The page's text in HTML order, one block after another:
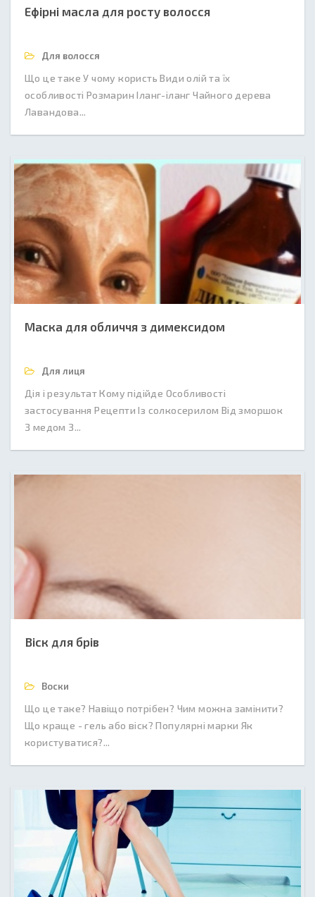
Ефірні масла для росту волосся
Для волосся
Що це таке У чому користь Види олій та їх
особливості Розмарин Іланг-іланг Чайного дерева
Лавандова...
Маска для обличчя з димексидом
Для лиця
Дія і результат Кому підійде Особливості
застосування Рецепти Із солкосерилом Від зморшок
З медом З...
Віск для брів
Воски
Що це таке? Навіщо потрібен? Чим можна замінити?
Що краще - гель або віск? Популярні марки Як
користуватися?...